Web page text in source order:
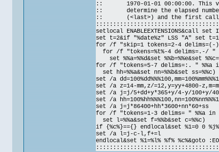
:: 1970-01-01 00:00:00. This
:: determine the elapsed
:: (<last>) and the first call
setlocal ENABLEEXTENSIONS&call set
set t=2&if "%date%z" LSS "A" set t=1
for /f "skip=1 tokens=2-4
for /f "tokens=%t%-4 delims=.-/
set %%a=%%d&set %%b=%%e&set
for /f "tokens=5-7 delims=:. "
set hh=%%a&set nn=%%b&set ss=%%c)
set /a
set /a z=14-mm,z/=12,y=yy+4800-
set /a j=j/5+dd+y*365+y/4-y/100+y/
set /a
set /a j=j*86400+hh*3600+nn*60+ss
for /f "tokens=1-3 delims= " %%a in
set l=%%a&set f=%%b&set c=%%c)
if {%c%}=={} endlocal&set %1=0 0
set /a l=j-c-l,f+=l
endlocal&set %1=%l% %f% %c%&goto